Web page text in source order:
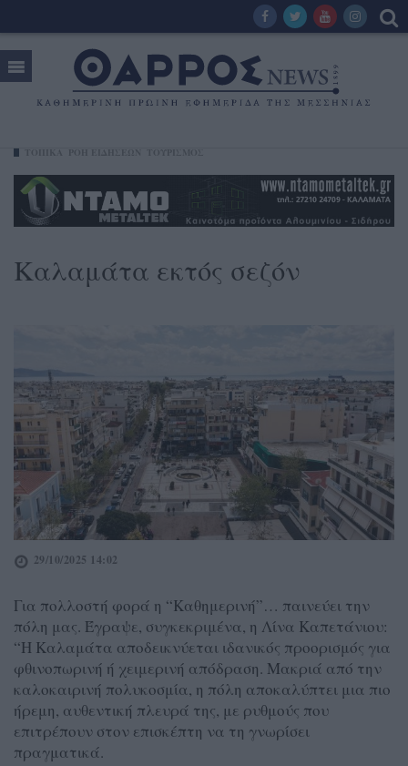
Καλαμάτα εκτός σεζόν
29/10/2025 14:02
Για πολλοστή φορά η “Καθημερινή”… παινεύει την
πόλη μας. Έγραψε, συγκεκριμένα, η Λίνα Καπετάνιου:
“Η Καλαμάτα αποδεικνύεται ιδανικός προορισμός για
φθινοπωρινή ή χειμερινή απόδραση. Μακριά από την
καλοκαιρινή πολυκοσμία, η πόλη αποκαλύπτει μια πιο
ήρεμη, αυθεντική πλευρά της, με ρυθμούς που
επιτρέπουν στον επισκέπτη να τη γνωρίσει
πραγματικά.